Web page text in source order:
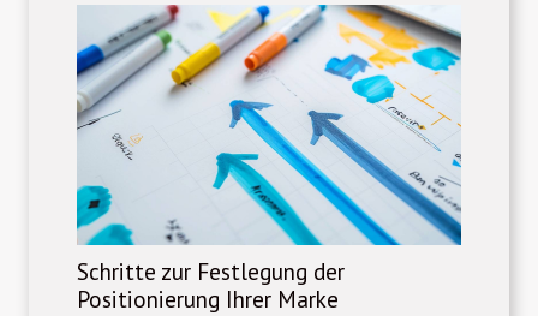
Schritte zur Festlegung der
Positionierung Ihrer Marke